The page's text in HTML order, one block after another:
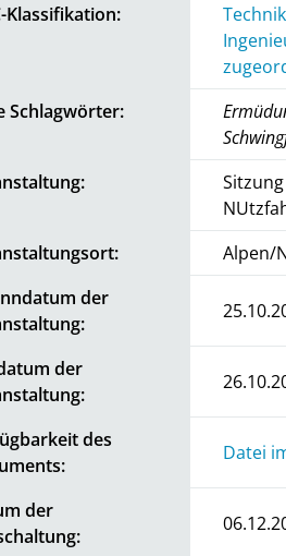
Klassifikation:
Schlagwörter:
Alpen/
der
der
des
Datei
der